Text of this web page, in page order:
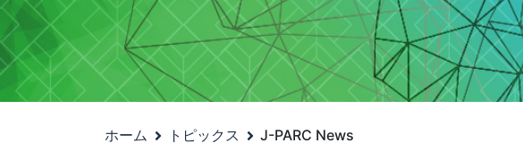
ホーム トピックス J-PARC News